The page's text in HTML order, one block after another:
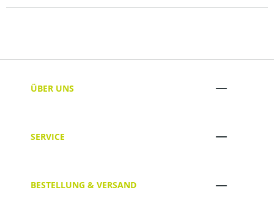
ÜBER UNS
SERVICE
BESTELLUNG & VERSAND